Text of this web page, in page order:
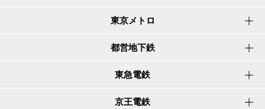
東京メトロ
都営地下鉄
東急電鉄
京王電鉄